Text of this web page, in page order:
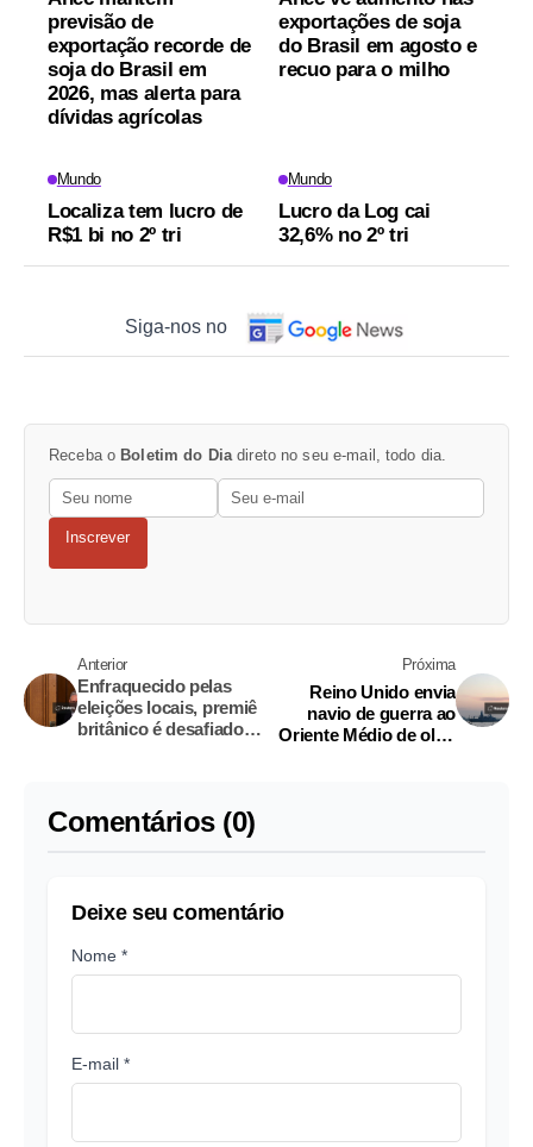
previsão de
exportação recorde de
soja do Brasil em
2026, mas alerta para
dívidas agrícolas
exportações de soja
do Brasil em agosto e
recuo para o milho
Mundo
Localiza tem lucro de
R$1 bi no 2º tri
Mundo
Lucro da Log cai
32,6% no 2º tri
Siga-nos no
Receba o Boletim do Dia direto no seu e-mail, todo dia.
Inscrever
Anterior
Enfraquecido pelas
eleições locais, premiê
britânico é desafiado
Próxima
Reino Unido envia
navio de guerra ao
Oriente Médio de olho
Comentários (0)
Deixe seu comentário
Nome *
E-mail *